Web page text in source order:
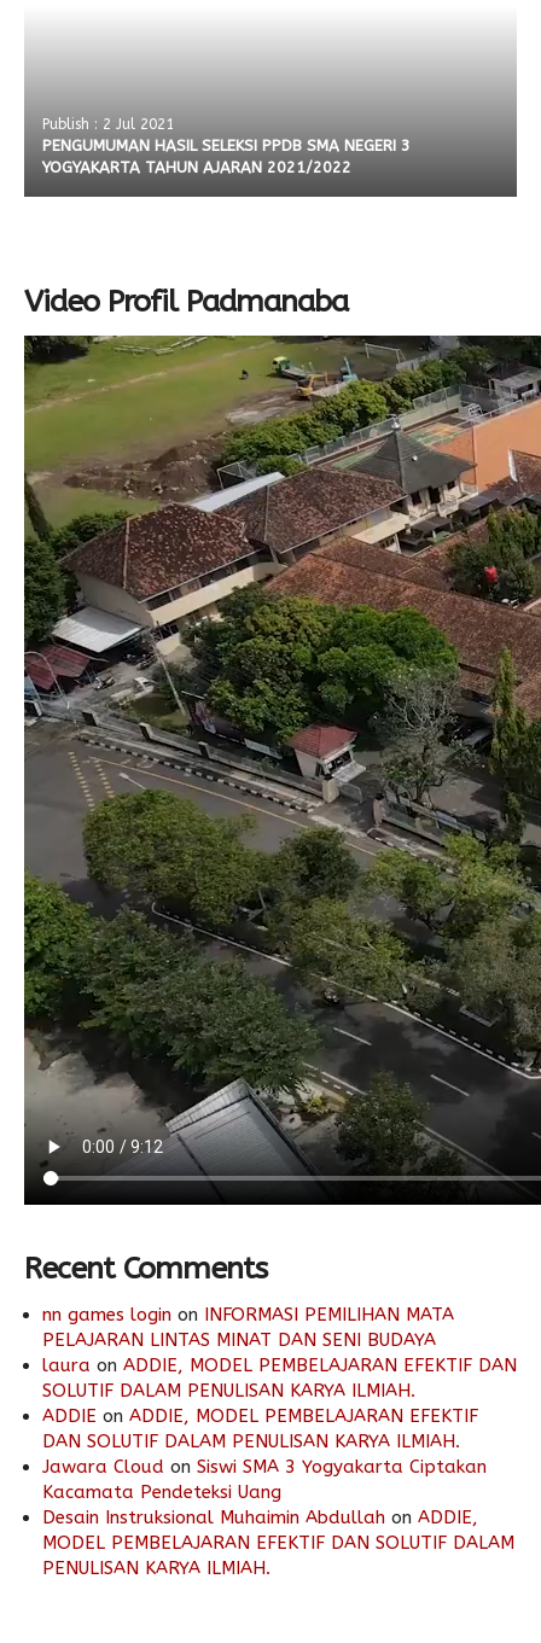
Publish : 2 Jul 2021
PENGUMUMAN HASIL SELEKSI PPDB SMA NEGERI 3
YOGYAKARTA TAHUN AJARAN 2021/2022
Video Profil Padmanaba
Recent Comments
nn games login on INFORMASI PEMILIHAN MATA
PELAJARAN LINTAS MINAT DAN SENI BUDAYA
laura on ADDIE, MODEL PEMBELAJARAN EFEKTIF DAN
SOLUTIF DALAM PENULISAN KARYA ILMIAH.
ADDIE on ADDIE, MODEL PEMBELAJARAN EFEKTIF
DAN SOLUTIF DALAM PENULISAN KARYA ILMIAH.
Jawara Cloud on Siswi SMA 3 Yogyakarta Ciptakan
Kacamata Pendeteksi Uang
Desain Instruksional Muhaimin Abdullah on ADDIE,
MODEL PEMBELAJARAN EFEKTIF DAN SOLUTIF DALAM
PENULISAN KARYA ILMIAH.